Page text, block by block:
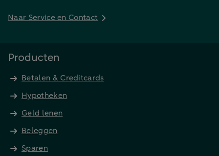
Naar Service en Contact
Producten
Betalen & Creditcards
Hypotheken
Geld lenen
Beleggen
Sparen